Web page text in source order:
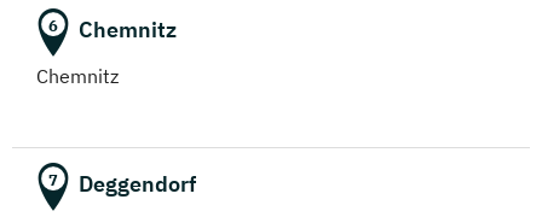
6 Chemnitz
Chemnitz
7 Deggendorf